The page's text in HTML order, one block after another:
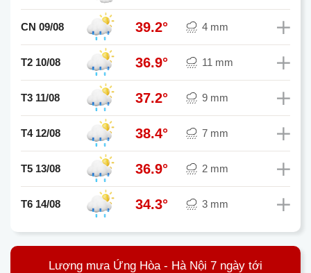
CN 09/08 39.2° 4 mm
T2 10/08 36.9° 11 mm
T3 11/08 37.2° 9 mm
T4 12/08 38.4° 7 mm
T5 13/08 36.9° 2 mm
T6 14/08 34.3° 3 mm
Lượng mưa Ứng Hòa - Hà Nội 7 ngày tới